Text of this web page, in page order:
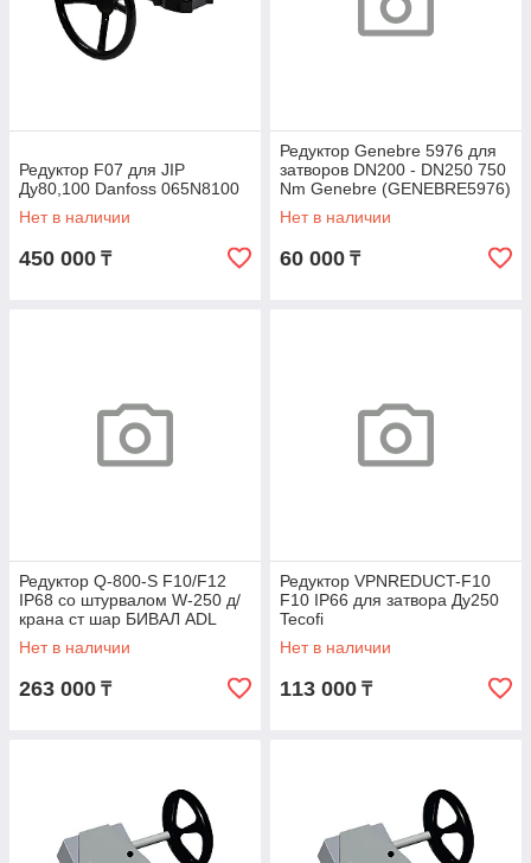
Редуктор F07 для JIP
Ду80,100 Danfoss 065N8100
Нет в наличии
450 000 ₸
Редуктор Genebre 5976 для
затворов DN200 - DN250 750
Nm Genebre (GENEBRE5976)
Нет в наличии
60 000 ₸
Редуктор Q-800-S F10/F12
IP68 со штурвалом W-250 д/
крана ст шар БИВАЛ ADL
ВР01А151256
Нет в наличии
263 000 ₸
Редуктор VPNREDUCT-F10
F10 IP66 для затвора Ду250
Tecofi
Нет в наличии
113 000 ₸